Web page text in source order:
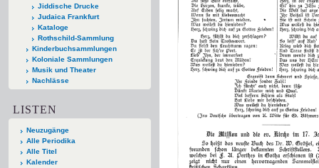
Jiddische Drucke
Judaica Frankfurt
Kataloge
Rothschild-Sammlung
Kinderbuchsammlungen
Koloniale Sammlungen
Musik und Theater
Nachlässe
LISTEN
Neuzugänge
Alle Periodika
Alle Titel
Kalender